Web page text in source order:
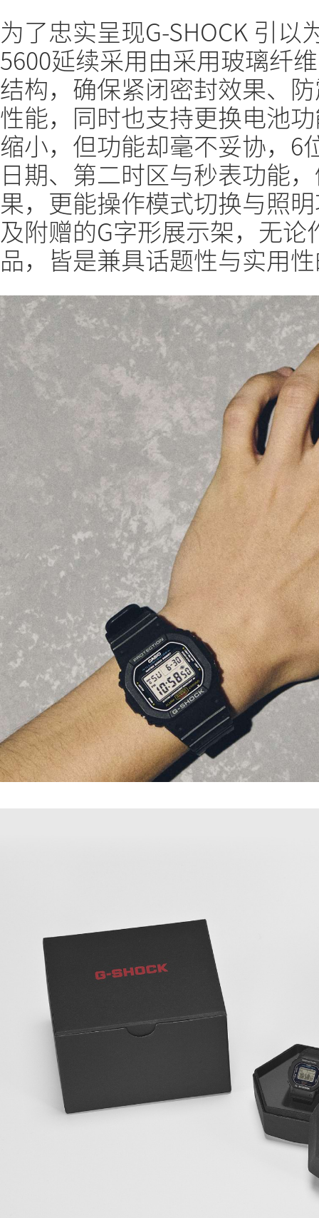
为了忠实呈现G-SHOCK 引
5600延续采用由采用玻璃纤
结构，确保紧闭密封效果、
性能，同时也支持更换电池
缩小，但功能却毫不妥协，6
日期、第二时区与秒表功能
果，更能操作模式切换与照
及附赠的G字形展示架，无
品，皆是兼具话题性与实用